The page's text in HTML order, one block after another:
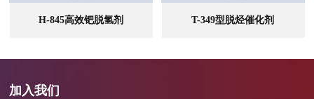
H-845高效钯脱氢剂
查看全部
T-349型脱烃催化剂
加入我们